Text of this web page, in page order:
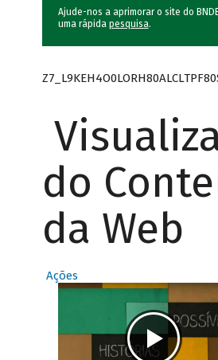
Ajude-nos a aprimorar o site do
uma rápida pesquisa.
do
da Web
Ações